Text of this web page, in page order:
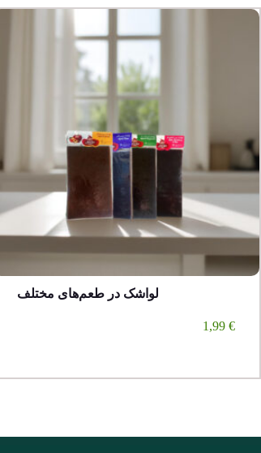
لواشک در طعم‌های مختلف
€
1,99